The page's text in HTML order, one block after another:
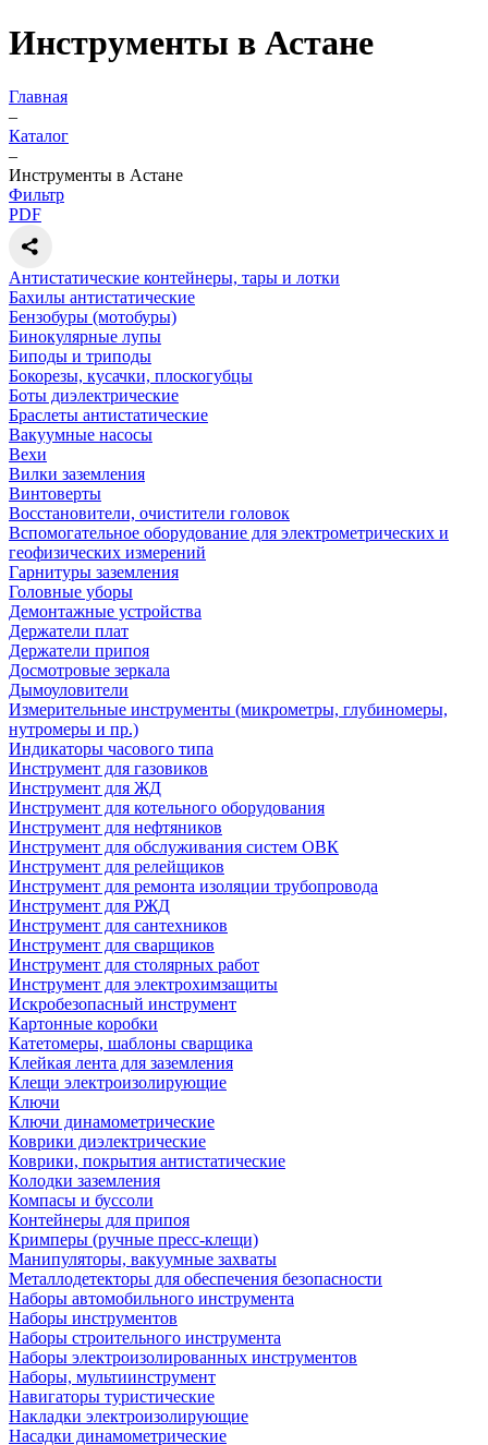
Инструменты в Астане
Главная
–
Каталог
–
Инструменты в Астане
Фильтр
PDF
Антистатические контейнеры, тары и лотки
Бахилы антистатические
Бензобуры (мотобуры)
Бинокулярные лупы
Биподы и триподы
Бокорезы, кусачки, плоскогубцы
Боты диэлектрические
Браслеты антистатические
Вакуумные насосы
Вехи
Вилки заземления
Винтоверты
Восстановители, очистители головок
Вспомогательное оборудование для электрометрических и
геофизических измерений
Гарнитуры заземления
Головные уборы
Демонтажные устройства
Держатели плат
Держатели припоя
Досмотровые зеркала
Дымоуловители
Измерительные инструменты (микрометры, глубиномеры,
нутромеры и пр.)
Индикаторы часового типа
Инструмент для газовиков
Инструмент для ЖД
Инструмент для котельного оборудования
Инструмент для нефтяников
Инструмент для обслуживания систем ОВК
Инструмент для релейщиков
Инструмент для ремонта изоляции трубопровода
Инструмент для РЖД
Инструмент для сантехников
Инструмент для сварщиков
Инструмент для столярных работ
Инструмент для электрохимзащиты
Искробезопасный инструмент
Картонные коробки
Катетомеры, шаблоны сварщика
Клейкая лента для заземления
Клещи электроизолирующие
Ключи
Ключи динамометрические
Коврики диэлектрические
Коврики, покрытия антистатические
Колодки заземления
Компасы и буссоли
Контейнеры для припоя
Кримперы (ручные пресс-клещи)
Манипуляторы, вакуумные захваты
Металлодетекторы для обеспечения безопасности
Наборы автомобильного инструмента
Наборы инструментов
Наборы строительного инструмента
Наборы электроизолированных инструментов
Наборы, мультиинструмент
Навигаторы туристические
Накладки электроизолирующие
Насадки динамометрические